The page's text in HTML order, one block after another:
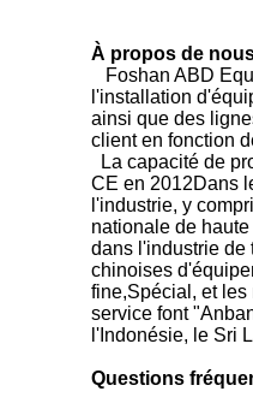
À propos de
Foshan ABD
l'installation
ainsi que des
client en fonction
La capacité de
CE en 2012Dans
l'industrie, y
nationale de
dans l'industrie de
chinoises
fine,Spécial, et les
service font
l'Indonésie, le Sri
Questions